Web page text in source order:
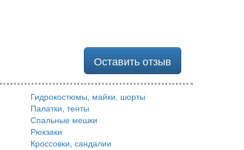
Оставить отзыв
Гидрокостюмы, майки, шорты
Палатки, тенты
Спальные мешки
Рюкзаки
Кроссовки, сандалии